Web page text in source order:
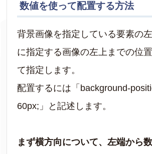
数値を使って配置する方法
背景画像を指定している要素の
に指定する画像の左上までの位
て指定します。
配置するには「background-
60px;」と記述します。
まず横方向について、左端から